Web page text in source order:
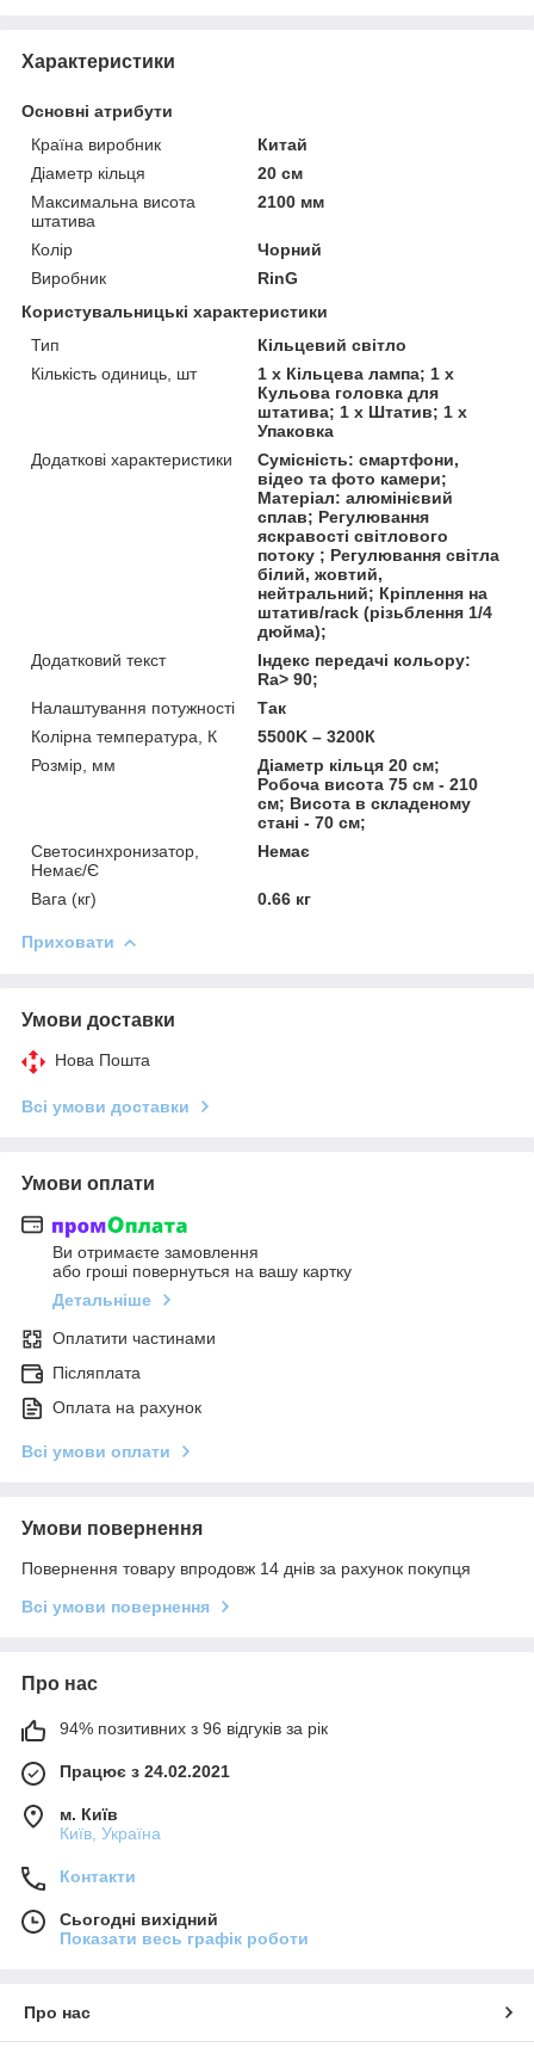
Характеристики
Основні атрибути
Країна виробник
Китай
Діаметр кільця
20 см
Максимальна висота
штатива
2100 мм
Колір
Чорний
Виробник
RinG
Користувальницькі характеристики
Тип
Кільцевий світло
Кількість одиниць, шт
1 х Кільцева лампа; 1 х
Кульова головка для
штатива; 1 х Штатив; 1 х
Упаковка
Додаткові характеристики
Сумісність: смартфони,
відео та фото камери;
Матеріал: алюмінієвий
сплав; Регулювання
яскравості світлового
потоку ; Регулювання світла
білий, жовтий,
нейтральний; Кріплення на
штатив/rack (різьблення 1/4
дюйма);
Додатковий текст
Індекс передачі кольору:
Ra> 90;
Налаштування потужності
Так
Колірна температура, К
5500K – 3200К
Розмір, мм
Діаметр кільця 20 см;
Робоча висота 75 см - 210
см; Висота в складеному
стані - 70 см;
Светосинхронизатор,
Немає/Є
Немає
Вага (кг) 0.66 кг
Приховати
Умови доставки
Нова Пошта
Всі умови доставки
Умови оплати
Ви отримаєте замовлення
або гроші повернуться на вашу картку
Детальніше
Оплатити частинами
Післяплата
Оплата на рахунок
Всі умови оплати
Умови повернення
Повернення товару впродовж 14 днів за рахунок покупця
Всі умови повернення
Про нас
94% позитивних з 96 відгуків за рік
Працює з 24.02.2021
м. Київ
Київ, Україна
Контакти
Сьогодні вихідний
Показати весь графік роботи
Про нас